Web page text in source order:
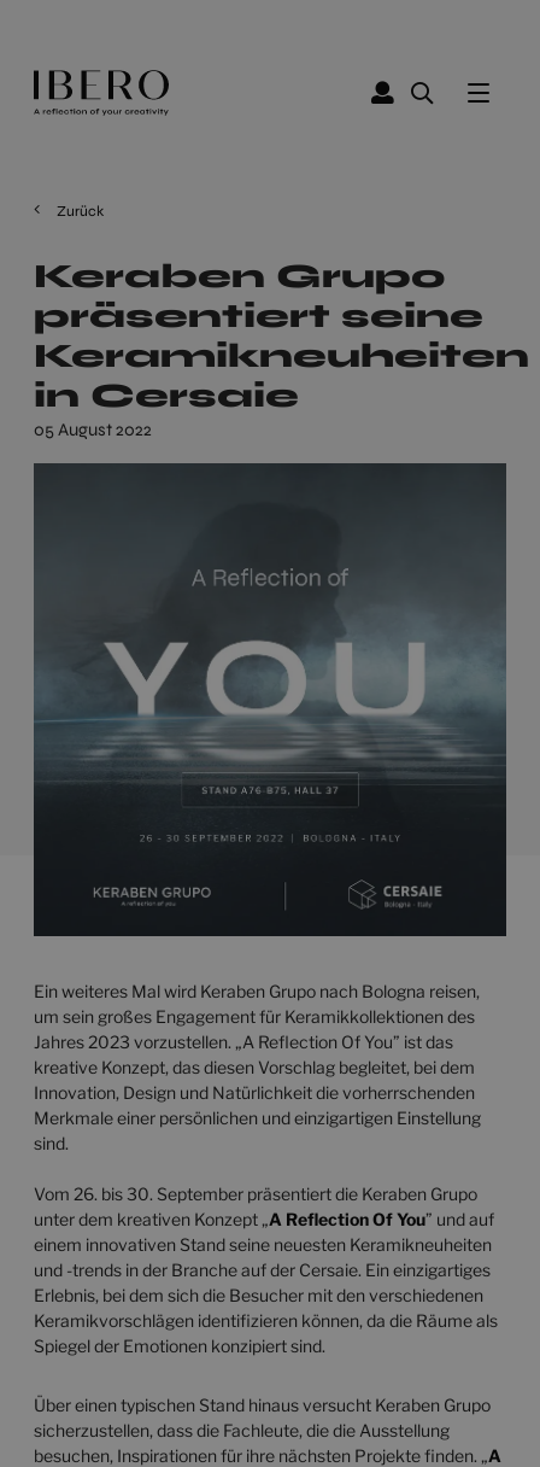
Zurück
Keraben Grupo
präsentiert seine
Keramikneuheiten
in Cersaie
05 August 2022
Ein weiteres Mal wird Keraben Grupo nach Bologna reisen,
um sein großes Engagement für Keramikkollektionen des
Jahres 2023 vorzustellen. „A Reflection Of You” ist das
kreative Konzept, das diesen Vorschlag begleitet, bei dem
Innovation, Design und Natürlichkeit die vorherrschenden
Merkmale einer persönlichen und einzigartigen Einstellung
sind.
Vom 26. bis 30. September präsentiert die Keraben Grupo
unter dem kreativen Konzept „A Reflection Of You” und auf
einem innovativen Stand seine neuesten Keramikneuheiten
und -trends in der Branche auf der Cersaie. Ein einzigartiges
Erlebnis, bei dem sich die Besucher mit den verschiedenen
Keramikvorschlägen identifizieren können, da die Räume als
Spiegel der Emotionen konzipiert sind.
Über einen typischen Stand hinaus versucht Keraben Grupo
sicherzustellen, dass die Fachleute, die die Ausstellung
besuchen, Inspirationen für ihre nächsten Projekte finden. „A